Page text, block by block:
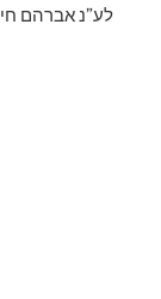
לע”נ אברהם